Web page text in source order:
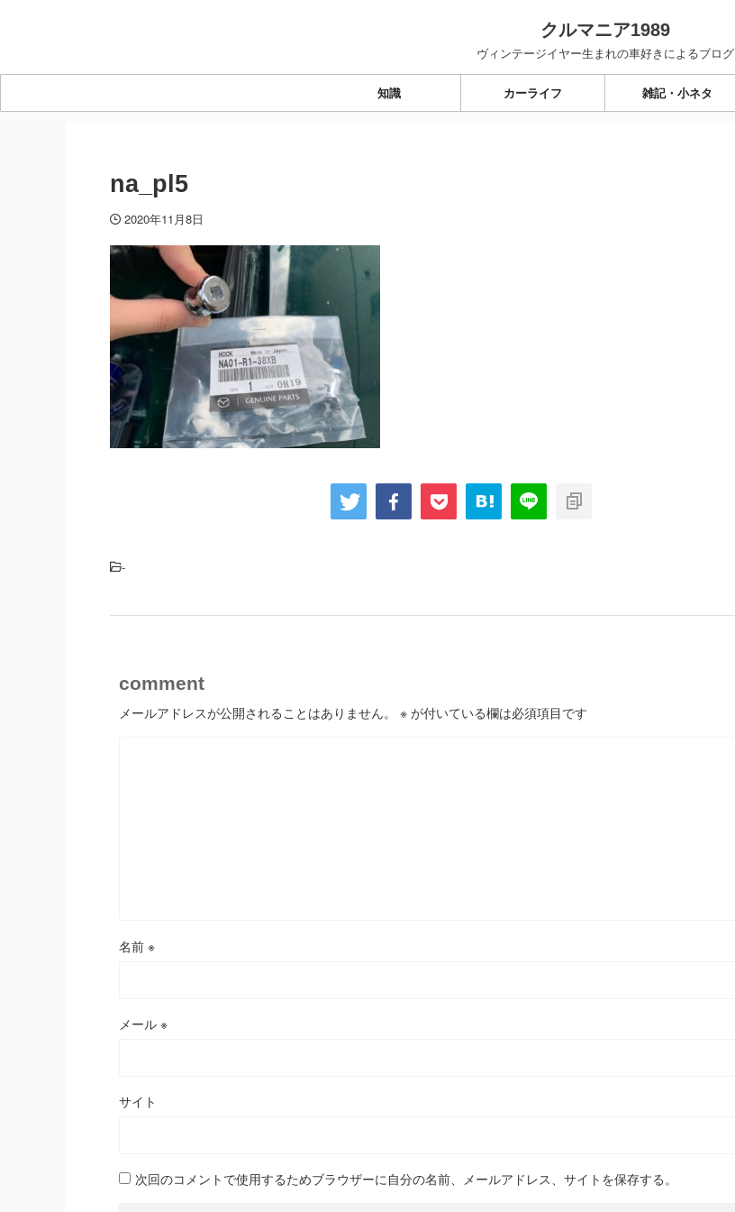
クルマニア1989
ヴィンテージイヤー生まれの車好きによるブログ
知識 カーライフ 雑記・小ネタ
na_pl5
2020年11月8日
-
comment
メールアドレスが公開されることはありません。 ※ が付いている欄は必須項目です
名前 ※
メール ※
サイト
次回のコメントで使用するためブラウザーに自分の名前、メールアドレス、サイトを保存する。